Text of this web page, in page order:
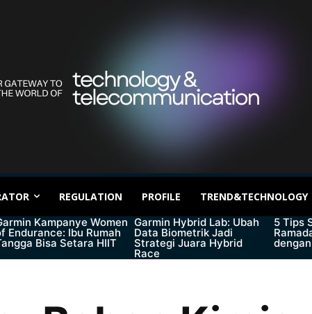
REGULATION PROFILE TREND&TECHNOLOGY
Kampanye Women
Endurance: Ibu Rumah
Bisa Setara HIIT
Garmin Hybrid Lab: Ubah
Data Biometrik Jadi
Strategi Juara Hybrid
Race
5 Tips